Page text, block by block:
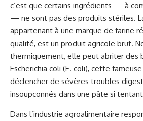
c’est que certains ingrédients — à
— ne sont pas des produits stériles.
appartenant à une marque de farine
qualité, est un produit agricole brut.
thermiquement, elle peut abriter des
Escherichia coli (E. coli), cette
déclencher de sévères troubles
insoupçonnés dans une pâte si
Dans l’industrie agroalimentaire